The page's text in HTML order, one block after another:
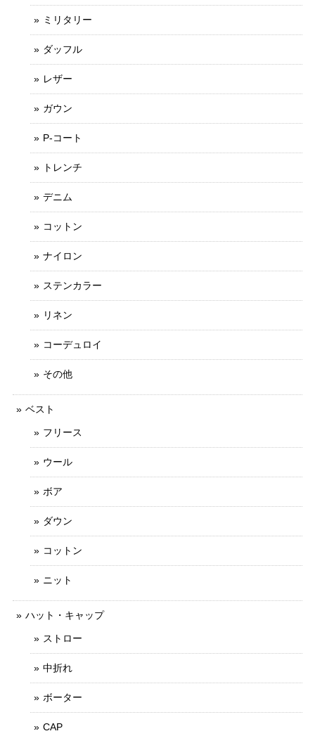
ミリタリー
ダッフル
レザー
ガウン
P-コート
トレンチ
デニム
コットン
ナイロン
ステンカラー
リネン
コーデュロイ
その他
ベスト
フリース
ウール
ボア
ダウン
コットン
ニット
ハット・キャップ
ストロー
中折れ
ボーター
CAP